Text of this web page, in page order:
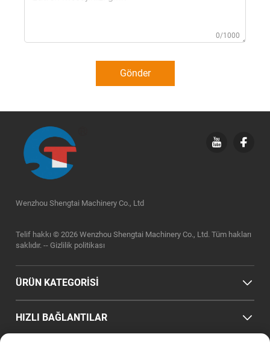
0/1000
Gönder
Wenzhou Shengtai Machinery Co., Ltd
Telif hakkı © 2026 Wenzhou Shengtai Machinery Co., Ltd. Tüm hakları
saklıdır. -- Gizlilik politikası
ÜRÜN KATEGORİSİ
HIZLI BAĞLANTILAR